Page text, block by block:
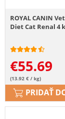
ROYAL CANIN
Diet Cat Renal 4
€55.69
(13.92 € / kg)
PRIDAŤ